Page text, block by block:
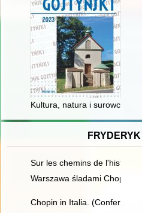
Kultura, natura i surowce :
Sur les chemins de l'histoire
Warszawa śladami Chopina.
Chopin in Italia.